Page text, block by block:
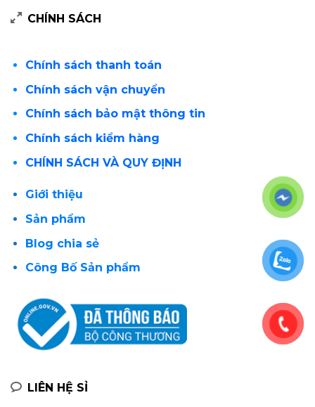
CHÍNH SÁCH
Chính sách thanh toán
Chính sách vận chuyển
Chính sách bảo mật thông tin
Chính sách kiểm hàng
CHÍNH SÁCH VÀ QUY ĐỊNH
Giới thiệu
Sản phẩm
Blog chia sẻ
Công Bố Sản phẩm
LIÊN HỆ SỈ